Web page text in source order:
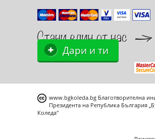
Дари и ти
www.bgkoleda.bg Благотворителна
Президента на Република България
Коледа"